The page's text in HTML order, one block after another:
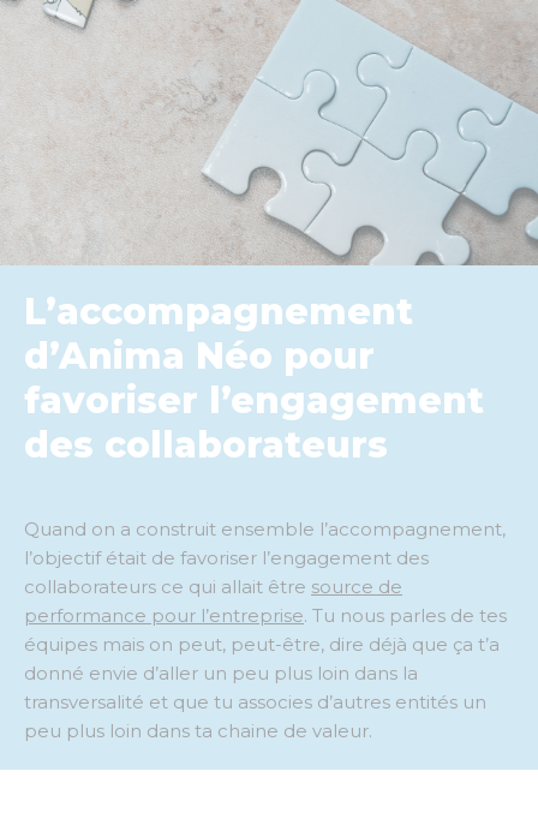
L’accompagnement
d’Anima Néo pour
favoriser l’engagement
des collaborateurs
Quand on a construit ensemble l’accompagnement,
l’objectif était de favoriser l’engagement des
collaborateurs ce qui allait être source de
performance pour l’entreprise. Tu nous parles de tes
équipes mais on peut, peut-être, dire déjà que ça t’a
donné envie d’aller un peu plus loin dans la
transversalité et que tu associes d’autres entités un
peu plus loin dans ta chaine de valeur.